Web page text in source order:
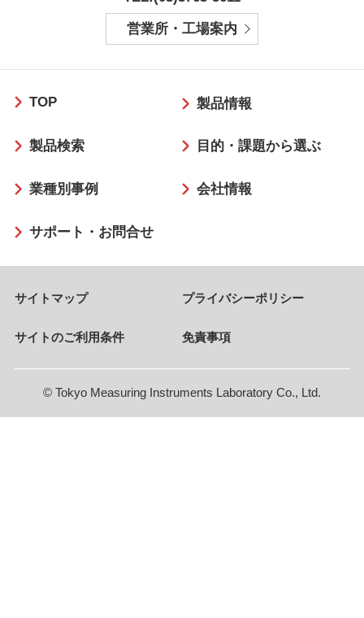
営業所・工場案内
ッ
ー
TOP 製品情報
製品検索 目的・課題から選ぶ
業種別事例 会社情報
サポート・お問合せ
サイトマップ プライバシーポリシー
サイトのご利用条件 免責事項
© Tokyo Measuring Instruments Laboratory Co., Ltd.